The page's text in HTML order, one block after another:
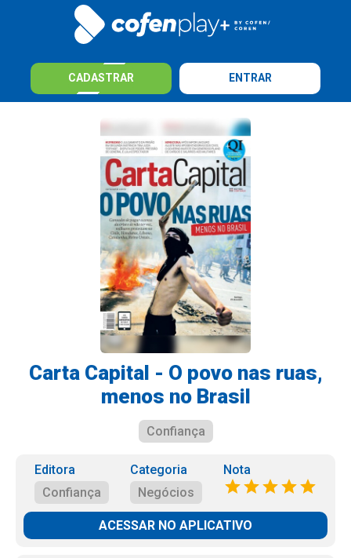
CADASTRAR ENTRAR
Carta Capital - O povo nas ruas,
menos no Brasil
Confiança
Editora
Confiança
Categoria
Negócios
Nota
ACESSAR NO APLICATIVO